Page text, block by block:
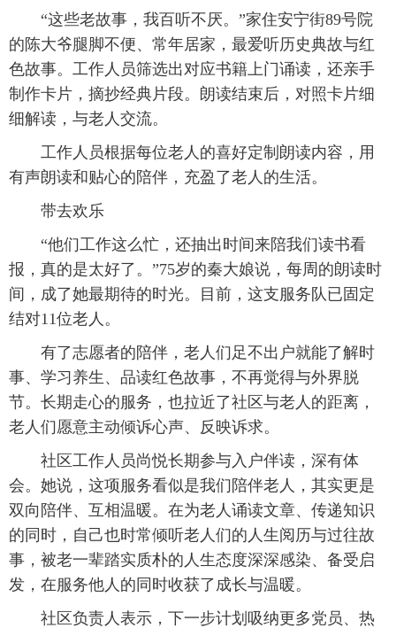
“这些老故事，我百听不厌。”家住安宁街89号院
的陈大爷腿脚不便、常年居家，最爱听历史典故与红
色故事。工作人员筛选出对应书籍上门诵读，还亲手
制作卡片，摘抄经典片段。朗读结束后，对照卡片细
细解读，与老人交流。
工作人员根据每位老人的喜好定制朗读内容，用
有声朗读和贴心的陪伴，充盈了老人的生活。
带去欢乐
“他们工作这么忙，还抽出时间来陪我们读书看
报，真的是太好了。”75岁的秦大娘说，每周的朗读时
间，成了她最期待的时光。目前，这支服务队已固定
结对11位老人。
有了志愿者的陪伴，老人们足不出户就能了解时
事、学习养生、品读红色故事，不再觉得与外界脱
节。长期走心的服务，也拉近了社区与老人的距离，
老人们愿意主动倾诉心声、反映诉求。
社区工作人员尚悦长期参与入户伴读，深有体
会。她说，这项服务看似是我们陪伴老人，其实更是
双向陪伴、互相温暖。在为老人诵读文章、传递知识
的同时，自己也时常倾听老人们的人生阅历与过往故
事，被老一辈踏实质朴的人生态度深深感染、备受启
发，在服务他人的同时收获了成长与温暖。
社区负责人表示，下一步计划吸纳更多党员、热